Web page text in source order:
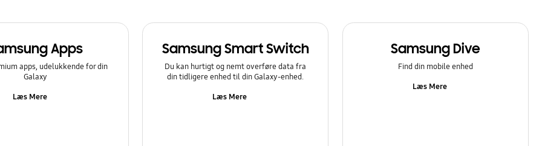
Apps
apps, udelukkende for din
Galaxy
Læs Mere
Samsung Smart Switch
Du kan hurtigt og nemt overføre data fra
din tidligere enhed til din Galaxy-enhed.
Læs Mere
Samsung Dive
Find din mobile enhed
Læs Mere